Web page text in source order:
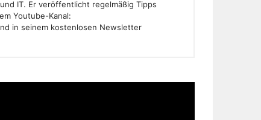
IT. Er veröffentlicht regelmäßig Tipps
Youtube-Kanal:
in seinem kostenlosen Newsletter